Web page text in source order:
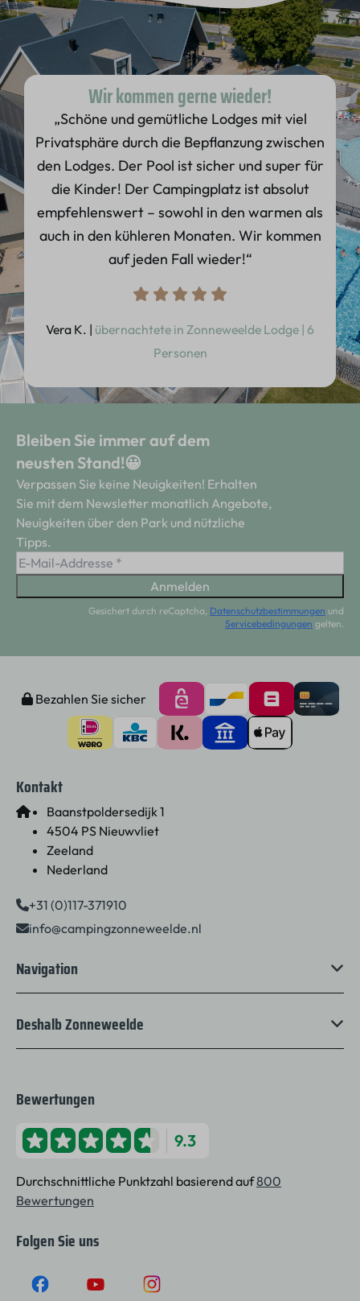
Wir kommen gerne wieder!
„Schöne und gemütliche Lodges mit viel
Privatsphäre durch die Bepflanzung zwischen
den Lodges. Der Pool ist sicher und super für
die Kinder! Der Campingplatz ist absolut
empfehlenswert – sowohl in den warmen als
auch in den kühleren Monaten. Wir kommen
auf jeden Fall wieder!“
Vera K. | übernachtete in Zonneweelde Lodge | 6
Personen
Bleiben Sie immer auf dem
neusten Stand!😀
Verpassen Sie keine Neuigkeiten! Erhalten
Sie mit dem Newsletter monatlich Angebote,
Neuigkeiten über den Park und nützliche
Tipps.
Anmelden
Gesichert durch reCaptcha, Datenschutzbestimmungen und
Servicebedingungen gelten.
Bezahlen Sie sicher
Kontakt
Baanstpoldersedijk 1
4504 PS Nieuwvliet
Zeeland
Nederland
+31 (0)117-371910
info@campingzonneweelde.nl
Navigation
Deshalb Zonneweelde
Bewertungen
9.3
Durchschnittliche Punktzahl basierend auf800
Bewertungen
Folgen Sie uns